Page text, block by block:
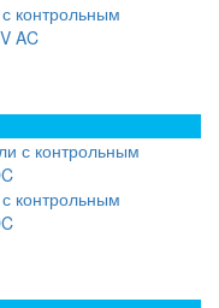
контрольным
AC
контрольным